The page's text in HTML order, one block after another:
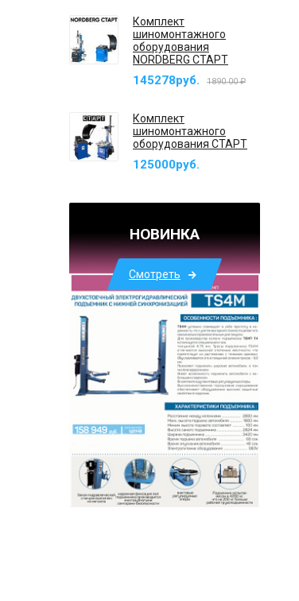
Комплект
шиномонтажного
оборудования
NORDBERG СТАРТ
145278руб. 1890.00 ₽
Комплект
шиномонтажного
оборудования СТАРТ
125000руб.
НОВИНКА
Смотреть